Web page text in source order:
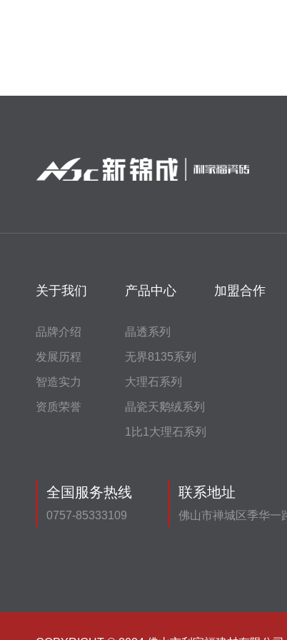
关于我们
品牌介绍
发展历程
智造实力
资质荣誉
产品中心
晶透系列
无界8135系列
大理石系列
晶瓷天鹅绒系列
1比1大理石系列
加盟合作
全国服务热线
0757-85333109
联系地址
佛山市禅城区季华一